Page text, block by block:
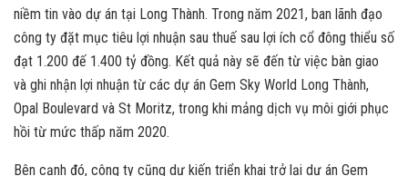
niềm tin vào dự án tại Long Thành. Trong năm 2021, ban lãnh đạo
công ty đặt mục tiêu lợi nhuận sau thuế sau lợi ích cổ đông thiểu số
đạt 1.200 đế 1.400 tỷ đồng. Kết quả này sẽ đến từ việc bàn giao
và ghi nhận lợi nhuận từ các dự án Gem Sky World Long Thành,
Opal Boulevard và St Moritz, trong khi mảng dịch vụ môi giới phục
hồi từ mức thấp năm 2020.
Bên cạnh đó, công ty cũng dự kiến triển khai trở lại dự án Gem